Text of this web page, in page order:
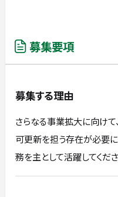
募集要項
募集する理由
さらなる事業拡大に向け
可更新を担う存在が必要に
務を主として活躍してくだ